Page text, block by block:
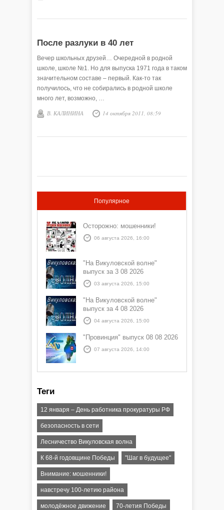
После разлуки в 40 лет
Вечер школьных друзей… Очередной в родной
школе, школе №1. Но для выпуска 1971 года в таком
значительном составе – первый. Как-то так
получилось, что не собирались в родной школе
много лет, возможно, …
В. КАЛИНИНА 14 октября 2011, 08:59
Популярное
Осторожно: мошенники!
06 августа 2026, 16:00
"На Викуловской волне"
выпуск за 3 08 2026
03 августа 2026, 15:00
"На Викуловской волне"
выпуск за 4 08 2026
04 августа 2026, 15:00
"Провинция" выпуск 08 08 2026
07 августа 2026, 14:00
Теги
12 января – День работника прокуратуры РФ
безопасность в сети
Лесничество Викуловская волна
К 68-й годовщине Победы "Шаг в будущее"
Внимание: мошенники!
навстречу 100-летию района
молодёжное движение 70-летия Победы